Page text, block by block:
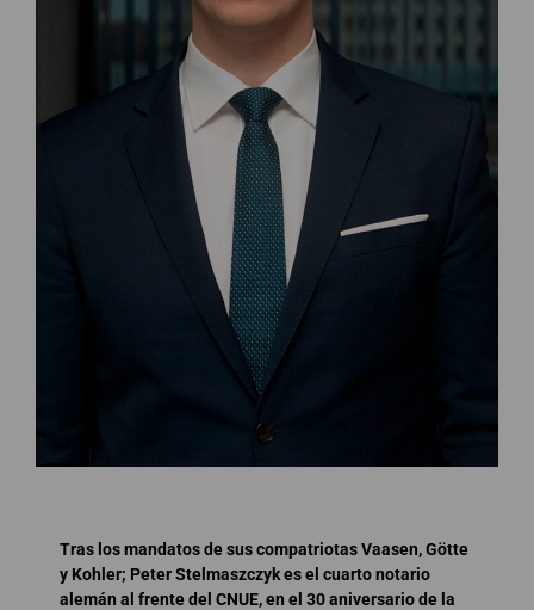
Tras los mandatos de sus compatriotas Vaasen, Götte
y Kohler; Peter Stelmaszczyk es el cuarto notario
alemán al frente del CNUE, en el 30 aniversario de la